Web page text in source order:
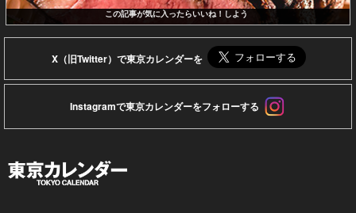
この記事が気に入ったらいいね！しよう
X（旧Twitter）で東京カレンダーを
Instagramで東京カレンダーをフォローする